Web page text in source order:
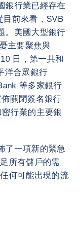
銀行業已經存在
目前來看，SVB
。美國大型銀行
主要聚焦與
日，第一共和
洋合眾銀行
等多家銀行
關閉簽名銀行
行業的主要銀
了一項新的緊急
所有儲戶的需
何可能出現的流